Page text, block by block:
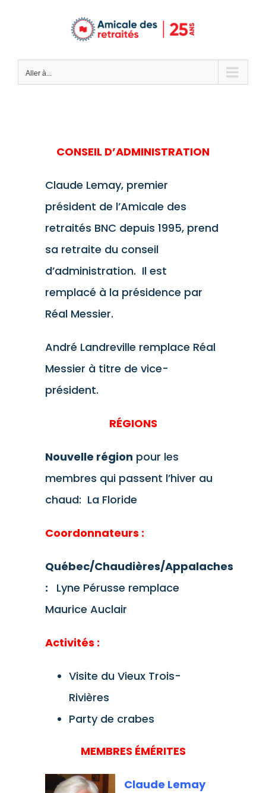
Aller à...
CONSEIL D’ADMINISTRATION
Claude Lemay, premier
président de l’Amicale des
retraités BNC depuis 1995, prend
sa retraite du conseil
d’administration. Il est
remplacé à la présidence par
Réal Messier.
André Landreville remplace Réal
Messier à titre de vice-
président.
RÉGIONS
Nouvelle région pour les
membres qui passent l’hiver au
chaud: La Floride
Coordonnateurs :
Québec/Chaudières/Appalaches
:
Lyne Pérusse remplace
Maurice Auclair
Activités :
Visite du Vieux Trois-
Rivières
Party de crabes
MEMBRES ÉMÉRITES
Claude Lemay